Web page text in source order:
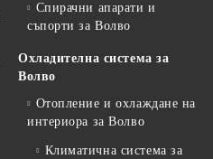
Спирачни апарати и
съпорти за Волво
Охладителна система за
Волво
Отопление и охлаждане на
интериора за Волво
Климатична система за